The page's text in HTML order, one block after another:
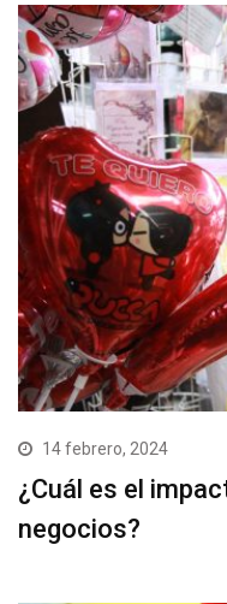
14 febrero, 2024
¿Cuál es el
negocios?